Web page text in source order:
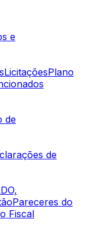
e
LicitaçõesPlano
de
de
Pareceres do
Fiscal